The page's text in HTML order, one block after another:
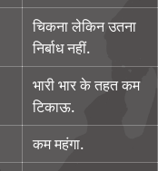
चिकना लेकिन उतना
निर्बाध नहीं.
भारी भार के तहत कम
टिकाऊ.
कम महंगा.